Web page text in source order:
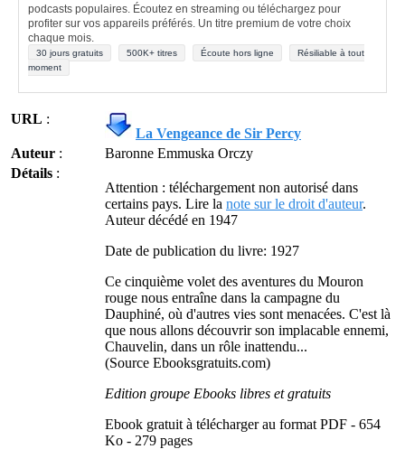
podcasts populaires. Écoutez en streaming ou téléchargez pour
profiter sur vos appareils préférés. Un titre premium de votre choix
chaque mois.
30 jours gratuits 500K+ titres Écoute hors ligne
Résiliable à tout
moment
URL :
La Vengeance de Sir Percy
Auteur :
Baronne Emmuska Orczy
Détails :
Attention : téléchargement non autorisé dans
certains pays. Lire la note sur le droit d'auteur.
Auteur décédé en 1947
Date de publication du livre: 1927
Ce cinquième volet des aventures du Mouron
rouge nous entraîne dans la campagne du
Dauphiné, où d'autres vies sont menacées. C'est là
que nous allons découvrir son implacable ennemi,
Chauvelin, dans un rôle inattendu...
(Source Ebooksgratuits.com)
Edition groupe Ebooks libres et gratuits
Ebook gratuit à télécharger au format PDF - 654
Ko - 279 pages